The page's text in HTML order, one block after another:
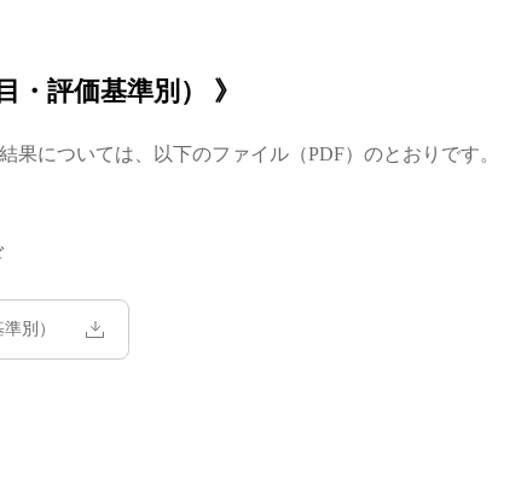
・評価基準別） 》
果については、以下のファイル（PDF）のとおりです。
別）